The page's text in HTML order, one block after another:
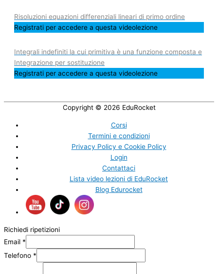
Risoluzioni equazioni differenziali lineari di primo ordine
Registrati per accedere a questa videolezione
Integrali indefiniti la cui primitiva è una funzione composta e
Integrazione per sostituzione
Registrati per accedere a questa videolezione
Copyright © 2026 EduRocket
Corsi
Termini e condizioni
Privacy Policy e Cookie Policy
Login
Contattaci
Lista video lezioni di EduRocket
Blog Edurocket
Richiedi ripetizioni
Email *
Telefono *